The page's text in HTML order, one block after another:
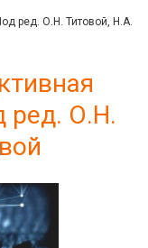
ред. О.Н. Титовой, Н.А.
ред. О.Н.